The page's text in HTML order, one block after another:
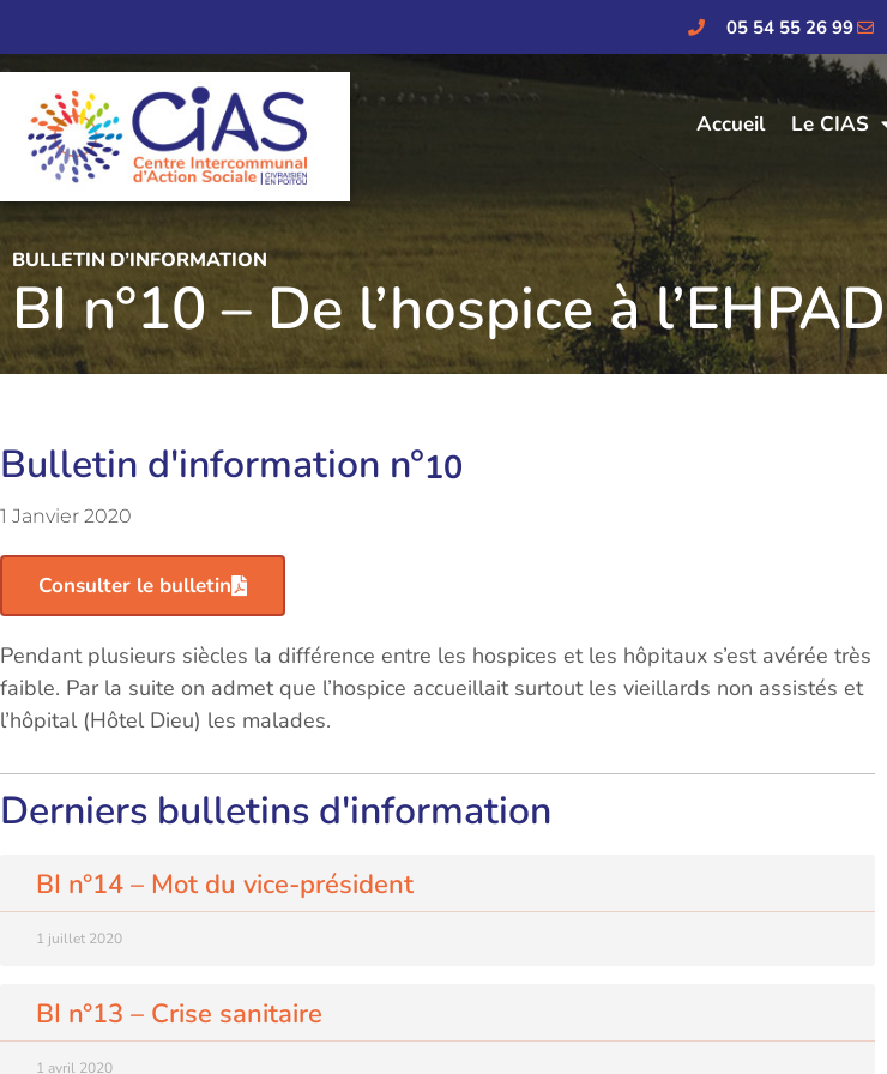
05 54 55 26 99
Accueil Le CIAS
BULLETIN D’INFORMATION
BI n°10 – De l’hospice à l’EHPAD
Bulletin d'information n°10
1 Janvier 2020
Consulter le bulletin
Pendant plusieurs siècles la différence entre les hospices et les hôpitaux s’est avérée très
faible. Par la suite on admet que l’hospice accueillait surtout les vieillards non assistés et
l’hôpital (Hôtel Dieu) les malades.
Derniers bulletins d'information
BI n°14 – Mot du vice-président
1 juillet 2020
BI n°13 – Crise sanitaire
1 avril 2020